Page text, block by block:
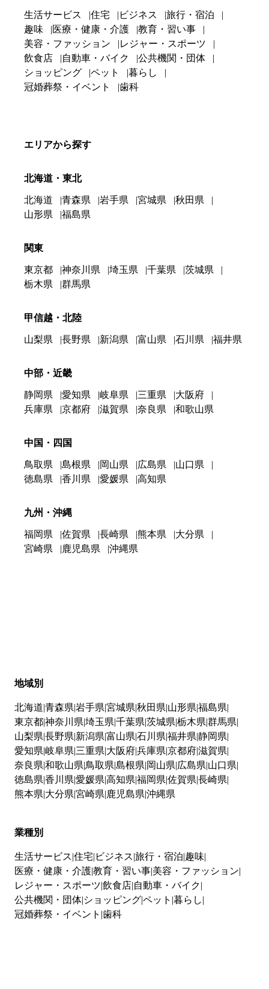
生活サービス 住宅 ビジネス
旅行・宿泊
趣味
医療・健康・介護
教育・習い事
美容・ファッション
レジャー・スポーツ
飲食店
自動車・バイク
公共機関・団体
ショッピング
ペット
暮らし
冠婚葬祭・イベント
歯科
エリアから探す
北海道・東北
北海道 青森県 岩手県 宮城県
秋田県
山形県
福島県
関東
東京都 神奈川県 埼玉県 千葉県
茨城県
栃木県
群馬県
甲信越・北陸
山梨県 長野県 新潟県 富山県 石川県 福井県
中部・近畿
静岡県 愛知県 岐阜県 三重県
大阪府
兵庫県
京都府 滋賀県 奈良県 和歌山県
中国・四国
鳥取県 島根県 岡山県 広島県
山口県
徳島県
香川県 愛媛県 高知県
九州・沖縄
福岡県 佐賀県 長崎県 熊本県
大分県
宮崎県
鹿児島県 沖縄県
地域別
北海道 青森県 岩手県 宮城県 秋田県 山形県 福島県
東京都神奈川県 埼玉県 千葉県 茨城県 栃木県 群馬県
山梨県 長野県 新潟県 富山県 石川県 福井県 静岡県
愛知県 岐阜県 三重県 大阪府兵庫県 京都府滋賀県
奈良県 和歌山県 鳥取県 島根県 岡山県 広島県 山口県
徳島県 香川県 愛媛県 高知県 福岡県 佐賀県 長崎県
熊本県 大分県 宮崎県 鹿児島県 沖縄県
業種別
生活サービス 住宅 ビジネス 旅行・宿泊 趣味
医療・健康・介護教育・習い事 美容・ファッション
レジャー・スポーツ 飲食店 自動車・バイク
公共機関・団体 ショッピングペット 暮らし
冠婚葬祭・イベント 歯科